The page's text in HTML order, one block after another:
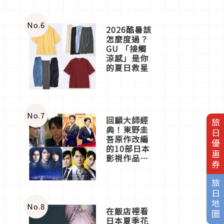
旅日優惠券
旅日地圖
No.6 2026酷暑該
怎麼度過？
GU 「接觸
涼感」是你
的夏日救星
No.7 回顧大師經
典！東野圭
吾原作改編
的10部日本
影視作品推
No.8 在飯店裡看
日本夏季花